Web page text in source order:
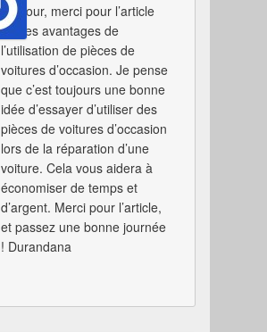
Bonjour, merci pour l’article
sur les avantages de
l’utilisation de pièces de
voitures d’occasion. Je pense
que c’est toujours une bonne
idée d’essayer d’utiliser des
pièces de voitures d’occasion
lors de la réparation d’une
voiture. Cela vous aidera à
économiser de temps et
d’argent. Merci pour l’article,
et passez une bonne journée
! Durandana